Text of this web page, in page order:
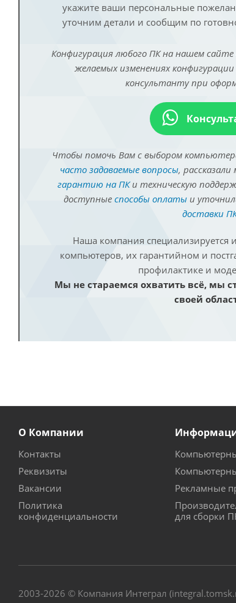
укажите ваши персональные
уточним детали и сообщим по
Конфигурация любого ПК на нашем
желаемых изменениях
консультанту при
Чтобы помочь Вам с выбором
часто задаваемые вопросы,
гарантию на ПКи техническую
доступные способы оплатыи
доставки
Наша компания специализируется
компьютеров, их гарантийном и
профилактике и
Мы не стараемся охватить всё, мы
своей
О Компании
Контакты
Реквизиты
Вакансии
Политика
конфиденциальности
Рекламные
для сборки
2003-2026 © Компания Интеграл